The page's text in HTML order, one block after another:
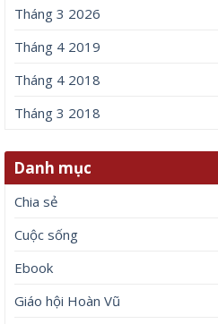
Tháng 3 2026
Tháng 4 2019
Tháng 4 2018
Tháng 3 2018
Danh mục
Chia sẻ
Cuộc sống
Ebook
Giáo hội Hoàn Vũ